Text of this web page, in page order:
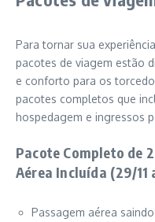
Para tornar sua
pacotes de viagem estão
e conforto para os
pacotes completos que
hospedagem e ingressos
Pacote Completo de
Aérea Incluída (29/11
Passagem aérea